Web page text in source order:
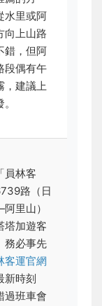
水里或阿
向上山路
錯，但阿
段偶有午
，建議上
員林客
路（日
里山）
塔加遊客
務必事先
客運官網
新時刻
過班車會